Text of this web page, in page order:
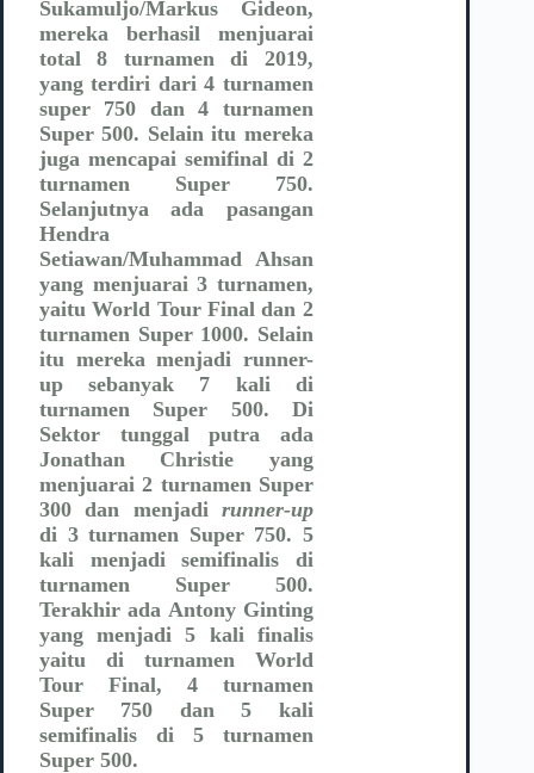
Sukamuljo/Markus Gideon,
mereka berhasil menjuarai
total 8 turnamen di 2019,
yang terdiri dari 4 turnamen
super 750 dan 4 turnamen
Super 500. Selain itu mereka
juga mencapai semifinal di 2
turnamen Super 750.
Selanjutnya ada pasangan
Hendra
Setiawan/Muhammad Ahsan
yang menjuarai 3 turnamen,
yaitu World Tour Final dan 2
turnamen Super 1000. Selain
itu mereka menjadi runner-
up sebanyak 7 kali di
turnamen Super 500. Di
Sektor tunggal putra ada
Jonathan Christie yang
menjuarai 2 turnamen Super
300 dan menjadi runner-up
di 3 turnamen Super 750. 5
kali menjadi semifinalis di
turnamen Super 500.
Terakhir ada Antony Ginting
yang menjadi 5 kali finalis
yaitu di turnamen World
Tour Final, 4 turnamen
Super 750 dan 5 kali
semifinalis di 5 turnamen
Super 500.